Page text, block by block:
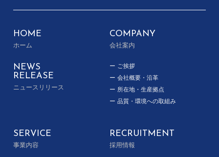
HOME
ホーム
NEWS
RELEASE
ニュースリリース
COMPANY
会社案内
ご挨拶
会社概要・沿革
所在地・生産拠点
品質・環境への取組み
SERVICE
事業内容
RECRUITMENT
採用情報